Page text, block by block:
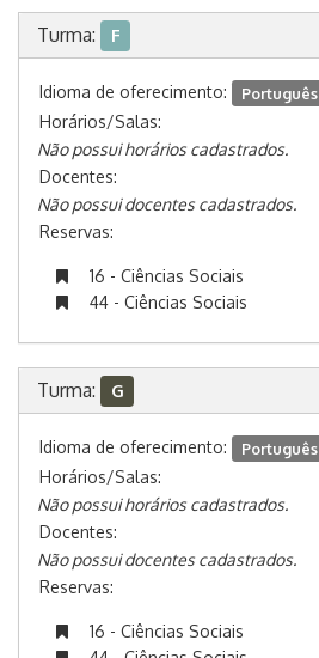
Turma: F
Idioma de oferecimento: Português
Horários/Salas:
Não possui horários cadastrados.
Docentes:
Não possui docentes cadastrados.
Reservas:
16 - Ciências Sociais
44 - Ciências Sociais
Turma: G
Idioma de oferecimento: Português
Horários/Salas:
Não possui horários cadastrados.
Docentes:
Não possui docentes cadastrados.
Reservas:
16 - Ciências Sociais